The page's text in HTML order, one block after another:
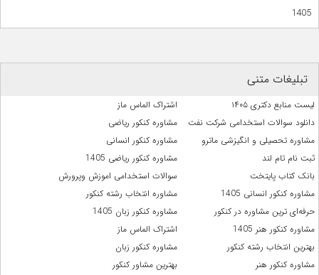
1405
تبلیغات متنی
لیست منابع دکتری ۱۴۰۵
اشتراک الماس ماز
دانلود سوالات استخدامی شرکت نفت
مشاوره کنکور ریاضی
مشاوره تحصیلی و انگیزشی ماترو
مشاوره کنکور انسانی
ثبت نام تام لند
مشاوره کنکور ریاضی 1405
بانک کتاب پایتخت
سوالات استخدامی اموزش وپرورش
مشاوره کنکور انسانی 1405
مشاوره انتخاب رشته کنکور
حرفه‌ای ترین مشاوره در کنکور
مشاوره کنکور زبان 1405
مشاوره کنکور هنر 1405
اشتراک الماس ماز
بهترین انتخاب رشته کنکور
مشاوره کنکور زبان
مشاوره کنکور هنر
بهترین مشاور کنکور